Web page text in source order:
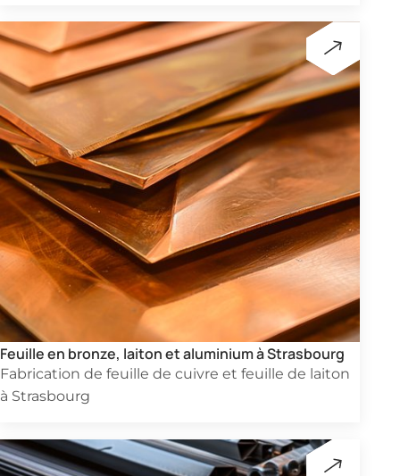
Feuille en bronze, laiton et aluminium à Strasbourg
Fabrication de feuille de cuivre et feuille de laiton
à Strasbourg